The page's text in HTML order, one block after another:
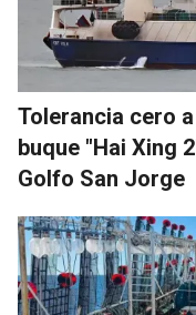
Tolerancia cero
buque "Hai Xing
Golfo San Jorge